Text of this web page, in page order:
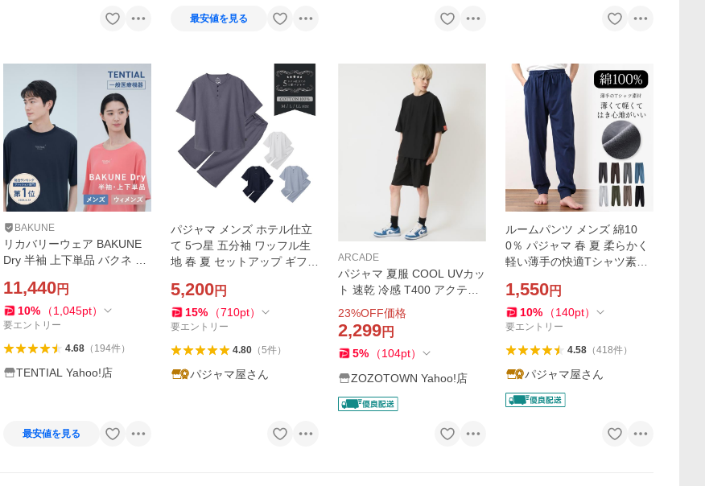
最安値を見る
BAKUNE
リカバリーウェア BAKUNE
Dry 半袖 上下単品 バクネ リ
ーウエア 一般医療機器 レデ
ィース メンズ テンシャル 爆
買
11,440円
10% （1,045pt）
要エントリー
4.68（ 194件）
TENTIAL Yahoo!店
最安値を見る
パジャマ メンズ ホテル仕立
て 5つ星 五分袖 ワッフル生
地 春 夏 セットアップ ギフト
ックス チャコール グレー ネ
イビー
5,200円
15% （710pt）
要エントリー
4.80（5件）
パジャマ屋さん
ARCADE
パジャマ 夏服 COOL UVカッ
ト 速乾 冷感 T400 アクティ
ブ上下セットアップ 半袖Tシ
ャツ＆ハーフパンツ PRIMAL
POINT メンズ
23%OFF価格
2,299円
5% （104pt）
ZOZOTOWN Yahoo!店
ルームパンツ メンズ 綿10
0％ パジャマ 春 夏 柔らかく
軽い薄手の快適Tシャツ素材
ア おそろい
1,550円
10% （140pt）
要エントリー
4.58（418件）
パジャマ屋さん